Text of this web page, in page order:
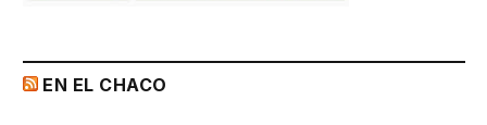
EN EL CHACO